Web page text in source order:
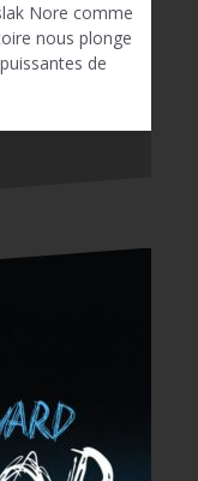
Nore comme
nous plonge
de